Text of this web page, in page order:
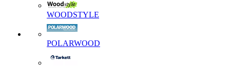
WOODSTYLE
POLARWOOD